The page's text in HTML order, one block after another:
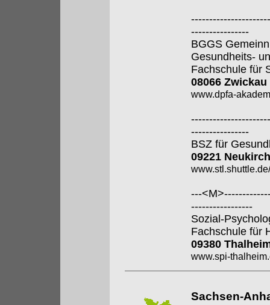
----------------
BGGS
Gesundheits-
Fachschule für
08066 Zwickau
www.dpfa-
----------------
BSZ für
09221
---
-----------------
Sozial-
Fachschule für
09380
www.spi-
Sachsen-